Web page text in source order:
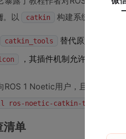
。以 catkin 构建系统为例：
catkin_tools 替代原始
，其插件机制允许无缝集成
1 Noetic用户，且默认采用
ros-noetic-catkin-tools
清单